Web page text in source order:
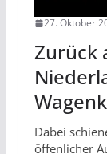
27. Oktober
Zurück
Dabei
öffenlicher